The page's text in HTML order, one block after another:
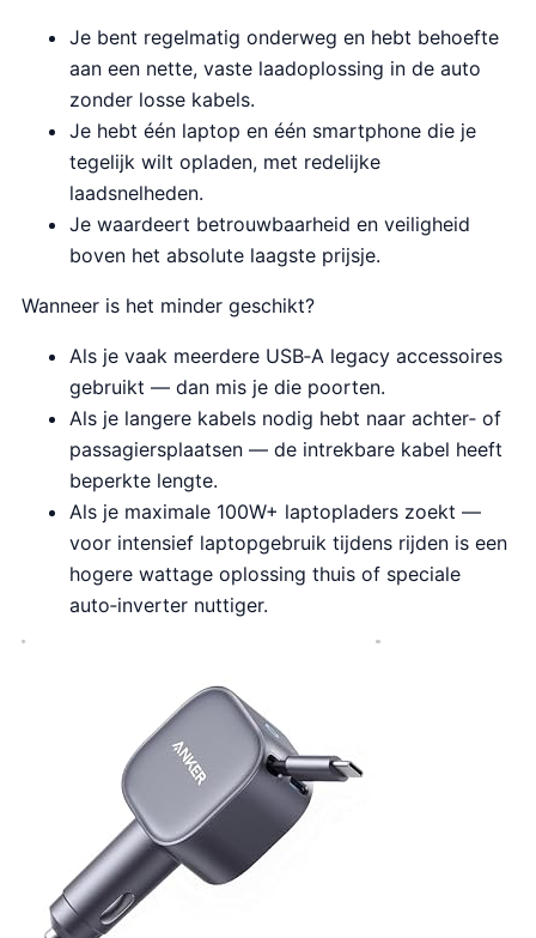
Je bent regelmatig onderweg en hebt behoefte
aan een nette, vaste laadoplossing in de auto
zonder losse kabels.
Je hebt één laptop en één smartphone die je
tegelijk wilt opladen, met redelijke
laadsnelheden.
Je waardeert betrouwbaarheid en veiligheid
boven het absolute laagste prijsje.
Wanneer is het minder geschikt?
Als je vaak meerdere USB‑A legacy accessoires
gebruikt — dan mis je die poorten.
Als je langere kabels nodig hebt naar achter‑ of
passagiersplaatsen — de intrekbare kabel heeft
beperkte lengte.
Als je maximale 100W+ laptopladers zoekt —
voor intensief laptopgebruik tijdens rijden is een
hogere wattage oplossing thuis of speciale
auto‑inverter nuttiger.